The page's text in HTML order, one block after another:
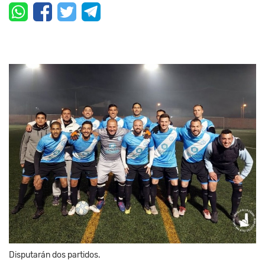
Disputarán dos partidos.